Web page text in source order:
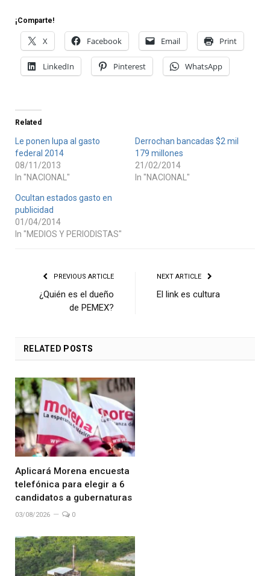
¡Comparte!
X Facebook Email Print
LinkedIn Pinterest WhatsApp
Related
Le ponen lupa al gasto
federal 2014
08/11/2013
In "NACIONAL"
Derrochan bancadas $2 mil
179 millones
21/02/2014
In "NACIONAL"
Ocultan estados gasto en
publicidad
01/04/2014
In "MEDIOS Y PERIODISTAS"
PREVIOUS ARTICLE
¿Quién es el dueño
de PEMEX?
NEXT ARTICLE
El link es cultura
RELATED POSTS
Aplicará Morena encuesta
telefónica para elegir a 6
candidatos a gubernaturas
03/08/2026 0